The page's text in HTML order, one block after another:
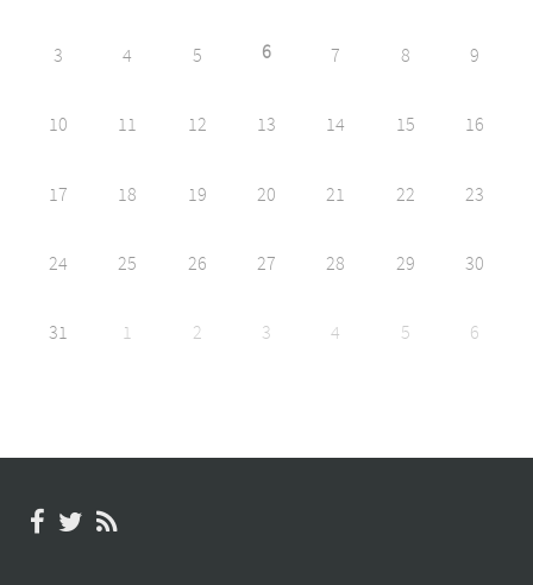
3 4 5 6 7 8 9
10 11 12 13 14 15 16
17 18 19 20 21 22 23
24 25 26 27 28 29 30
31 1 2 3 4 5 6